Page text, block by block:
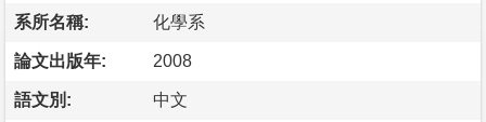
系所名稱: 化學系
論文出版年: 2008
語文別: 中文